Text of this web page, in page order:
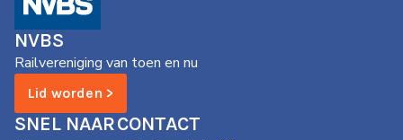
NVBS
Wegwijzer
Mijn
NVBS
NVBS
Railvereniging van toen en nu
Lid worden >
SNEL NAARCONTACT